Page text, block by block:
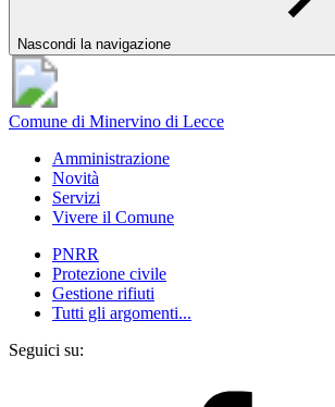
Nascondi la navigazione
Comune di Minervino di Lecce
Amministrazione
Novità
Servizi
Vivere il Comune
PNRR
Protezione civile
Gestione rifiuti
Tutti gli argomenti...
Seguici su: